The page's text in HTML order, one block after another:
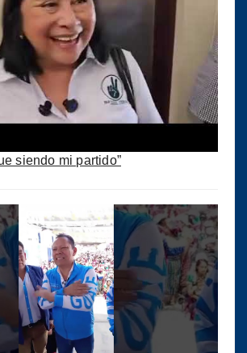
siendo mi partido”